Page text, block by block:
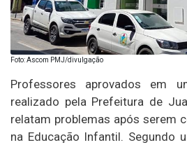
Foto: Ascom PMJ/divulgação
Professores aprovados em
realizado pela Prefeitura de
relatam problemas após serem
na Educação Infantil. Segundo